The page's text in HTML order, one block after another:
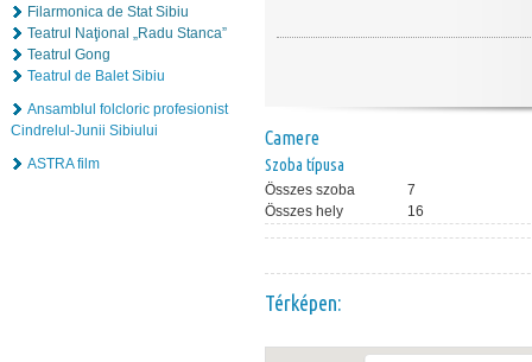
Filarmonica de Stat Sibiu
Teatrul Naţional „Radu Stanca”
Teatrul Gong
Teatrul de Balet Sibiu
Ansamblul folcloric profesionist
Cindrelul-Junii Sibiului
ASTRA film
Camere
Szoba típusa
Összes szoba
7
Összes hely
16
Térképen: